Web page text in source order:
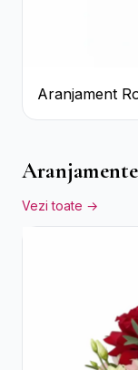
Aranjament
Flori pastel
Vezi toate →